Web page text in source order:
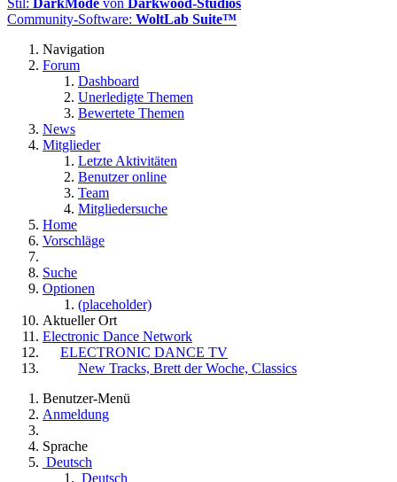
Community-Software: WoltLab Suite™
Navigation
Forum
Dashboard
Unerledigte Themen
Bewertete Themen
News
Mitglieder
Letzte Aktivitäten
Benutzer online
Team
Mitgliedersuche
Home
Vorschläge
Suche
Optionen
(placeholder)
Aktueller Ort
Electronic Dance Network
ELECTRONIC DANCE TV
New Tracks, Brett der Woche, Classics
Benutzer-Menü
Anmeldung
Sprache
Deutsch
Deutsch